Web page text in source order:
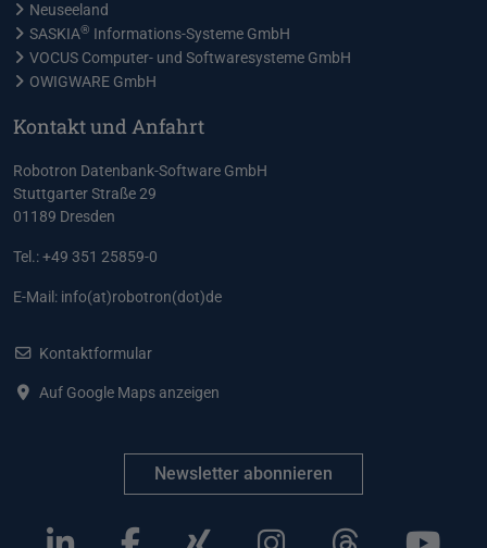
Neuseeland
SASKIA® Informations-Systeme GmbH
VOCUS Computer- und Softwaresysteme GmbH
OWIGWARE GmbH
Kontakt und Anfahrt
Robotron Datenbank-Software GmbH
Stuttgarter Straße 29
01189 Dresden
Tel.: +49 351 25859-0
E-Mail: info(at)robotron(dot)de
Kontaktformular
Auf Google Maps anzeigen
Newsletter abonnieren